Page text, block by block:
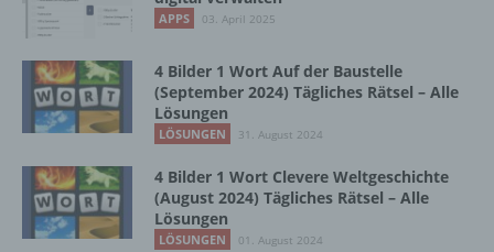
APPS 03. April 2025
4 Bilder 1 Wort Auf der Baustelle
(September 2024) Tägliches Rätsel – Alle
Lösungen
LÖSUNGEN 31. August 2024
4 Bilder 1 Wort Clevere Weltgeschichte
(August 2024) Tägliches Rätsel – Alle
Lösungen
LÖSUNGEN 01. August 2024
Zusammenhang mit personenbezogenen
Organisation, das Ordnen, die Speicherung,
die Anpassung oder Veränderung, das
Auslesen, das Abfragen, die Verwendung,
die Offenlegung durch Übermittlung,
Bereitstellung, den Abgleich oder die
Verknüpfung, die Einschränkung, das
Löschen oder die Vernichtung.